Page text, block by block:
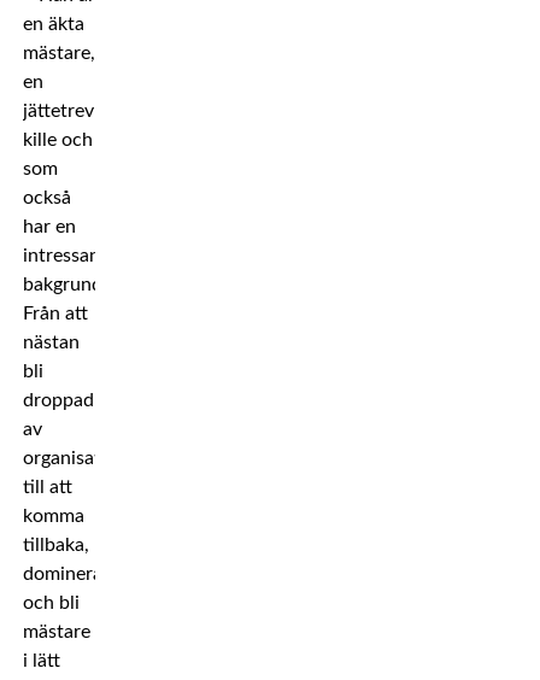
en äkta
mästare,
en
jättetrevlig
kille och
som
också
har en
intressant
bakgrund.
Från att
nästan
bli
droppad
av
organisationen
till att
komma
tillbaka,
dominera
och bli
mästare
i lätt